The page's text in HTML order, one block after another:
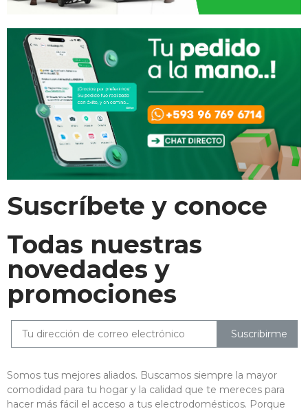
Suscríbete y conoce
Todas nuestras
novedades y
promociones
Suscribirme
Somos tus mejores aliados. Buscamos siempre la mayor
comodidad para tu hogar y la calidad que te mereces para
hacer más fácil el acceso a tus electrodomésticos. Porque